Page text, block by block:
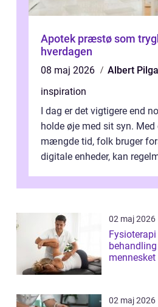
Apotek præstø som
hverdagen
08 maj 2026
Albert
inspiration
I dag er det vigtigere end
holde øje med sit syn.
mængde tid, folk bruger
digitale enheder, kan
02 maj 2026
Fysioterapi
mennesket
02 maj 2026